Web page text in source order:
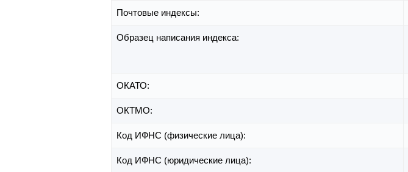
Почтовые индексы:
Образец написания индекса:
ОКАТО:
ОКТМО:
Код ИФНС (физические лица):
Код ИФНС (юридические лица):